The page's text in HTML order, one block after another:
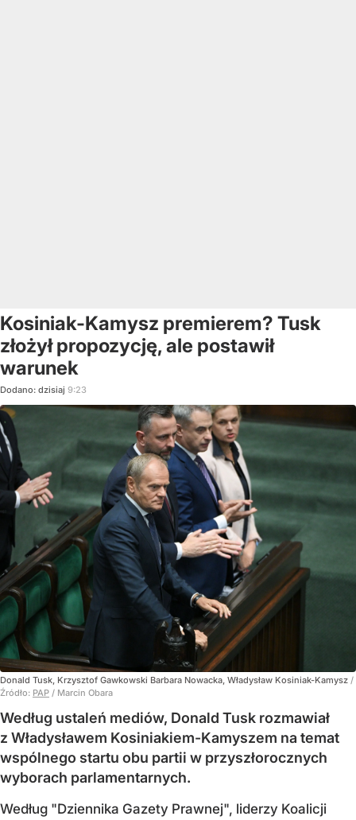
Kosiniak-Kamysz premierem? Tusk
złożył propozycję, ale postawił
warunek
Dodano: dzisiaj 9:23
Donald Tusk, Krzysztof Gawkowski Barbara Nowacka, Władysław Kosiniak-Kamysz /
Źródło: PAP / Marcin Obara
Według ustaleń mediów, Donald Tusk rozmawiał
z Władysławem Kosiniakiem-Kamyszem na temat
wspólnego startu obu partii w przyszłorocznych
wyborach parlamentarnych.
Według "Dziennika Gazety Prawnej", liderzy Koalicji